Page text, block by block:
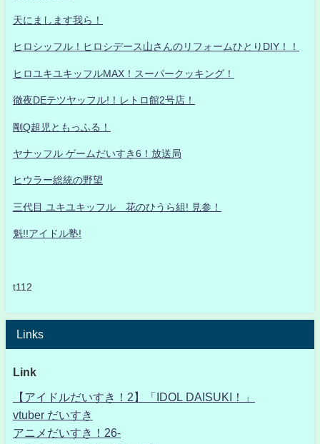
天にまします我ら！
ヒロシッフル！ヒロシデース山さんのリフォームひとりDIY！！
ヒロユキユキッフルMAX！スーパークッキング！
徹夜DEテツヤッフル!！レトロ館2号店！
剛Q超児ともっふる！
ヤナッフル ゲームだいすき6！放送局
ヒウラー総統の野望
三代目 ユキユキッフル 花のひうら組! 見参！
魁!!アイドル塾!
t112
Links
Link
【アイドルだいすき！2】「IDOL DAISUKI！」
vtuber だいすき
アニメだいすき！26-